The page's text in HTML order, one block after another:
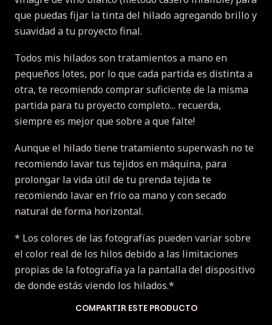
que puedas fijar la tinta del hilado agregando brillo y
suavidad a tu proyecto final.
Todos mis hilados son tratamientos a mano en
pequeños lotes, por lo que cada partida es distinta a
otra, te recomiendo comprar suficiente de la misma
partida para tu proyecto completo... recuerda,
siempre es mejor que sobre a que falte!
Aunque el hilado tiene tratamiento superwash no te
recomiendo lavar tus tejidos en máquina, para
prolongar la vida útil de tu prenda tejida te
recomiendo lavar en frío oa mano y con secado
natural de forma horizontal.
* Los colores de las fotografías pueden variar sobre
el color real de los hilos debido a las limitaciones
propias de la fotografía ya la pantalla del dispositivo
de donde estás viendo los hilados.*
COMPARTIR ESTE PRODUCTO